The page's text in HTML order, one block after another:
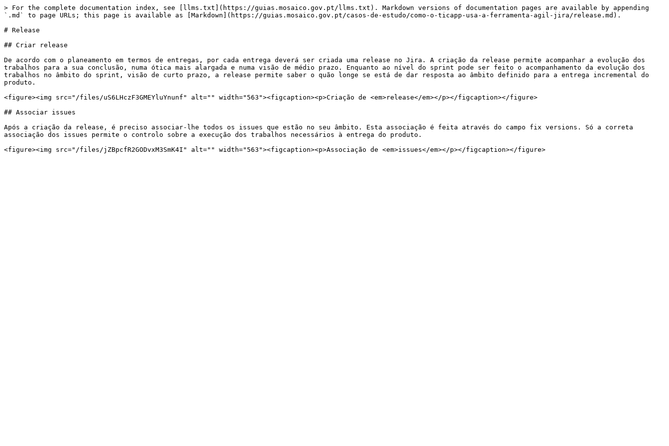
> For the complete documentation index, see [llms.txt](https://guias.mosaico.gov.pt/llms.txt). Markdown versions of documentation pages are available by appending
`.md` to page URLs; this page is available as [Markdown](https://guias.mosaico.gov.pt/casos-de-estudo/como-o-ticapp-usa-a-ferramenta-agil-jira/release.md).
# Release
## Criar release
De acordo com o planeamento em termos de entregas, por cada entrega deverá ser criada uma release no Jira. A criação da release permite acompanhar a evolução dos
trabalhos para a sua conclusão, numa ótica mais alargada e numa visão de médio prazo. Enquanto ao nível do sprint pode ser feito o acompanhamento da evolução dos
trabalhos no âmbito do sprint, visão de curto prazo, a release permite saber o quão longe se está de dar resposta ao âmbito definido para a entrega incremental do
produto.
<figure><img src="/files/uS6LHczF3GMEYluYnunf" alt="" width="563"><figcaption><p>Criação de <em>release</em></p></figcaption></figure>
## Associar issues
Após a criação da release, é preciso associar-lhe todos os issues que estão no seu âmbito. Esta associação é feita através do campo fix versions. Só a correta
associação dos issues permite o controlo sobre a execução dos trabalhos necessários à entrega do produto.